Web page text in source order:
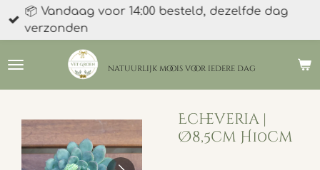
Ga
direct
de
natuurlijk moois voor iedere dag
📦 Vandaag voor 14:00 besteld, dezelfde dag
verzonden
Echeveria |
Ø8,5cm H10cm